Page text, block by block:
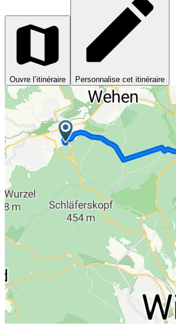
Ouvre l’itinéraire Personnalise cet itinéraire